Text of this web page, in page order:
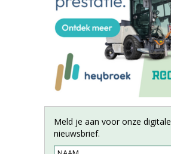
Meld je aan voor onze digitale
nieuwsbrief.